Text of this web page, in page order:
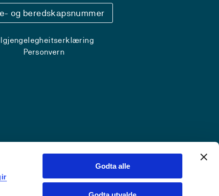
Godta alle
og beredskapsnummer
Personvern